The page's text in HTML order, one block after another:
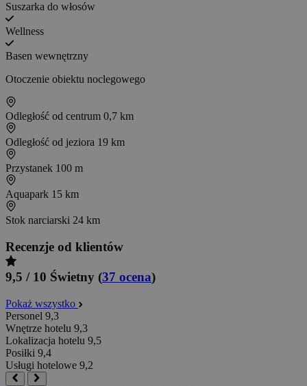
Suszarka do włosów
Wellness
Basen wewnętrzny
Otoczenie obiektu noclegowego
Odległość od centrum 0,7 km
Odległość od jeziora 19 km
Przystanek 100 m
Aquapark 15 km
Stok narciarski 24 km
Recenzje od klientów
9,5 / 10 Świetny (37 ocena)
Pokaż wszystko
Personel 9,3
Wnętrze hotelu 9,3
Lokalizacja hotelu 9,5
Posiłki 9,4
Usługi hotelowe 9,2